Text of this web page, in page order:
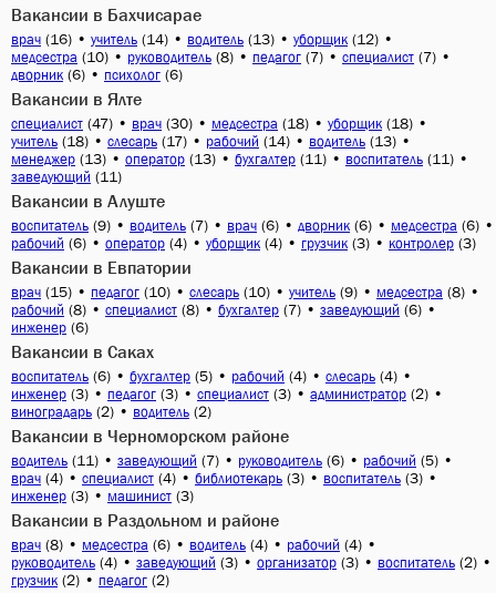
Вакансии в Бахчисарае
врач (16) • учитель (14) • водитель (13) • уборщик (12) •
медсестра (10) • руководитель (8) • педагог (7) • специалист (7) •
дворник (6) • психолог (6)
Вакансии в Ялте
специалист (47) • врач (30) • медсестра (18) • уборщик (18) •
учитель (18) • слесарь (17) • рабочий (14) • водитель (13) •
менеджер (13) • оператор (13) • бухгалтер (11) • воспитатель (11) •
заведующий (11)
Вакансии в Алуште
воспитатель (9) • водитель (7) • врач (6) • дворник (6) • медсестра (6) •
рабочий (6) • оператор (4) • уборщик (4) • грузчик (3) • контролер (3)
Вакансии в Евпатории
врач (15) • педагог (10) • слесарь (10) • учитель (9) • медсестра (8) •
рабочий (8) • специалист (8) • бухгалтер (7) • заведующий (6) •
инженер (6)
Вакансии в Саках
воспитатель (6) • бухгалтер (5) • рабочий (4) • слесарь (4) •
инженер (3) • педагог (3) • специалист (3) • администратор (2) •
виноградарь (2) • водитель (2)
Вакансии в Черноморском районе
водитель (11) • заведующий (7) • руководитель (6) • рабочий (5) •
врач (4) • специалист (4) • библиотекарь (3) • воспитатель (3) •
инженер (3) • машинист (3)
Вакансии в Раздольном и районе
врач (8) • медсестра (6) • водитель (4) • рабочий (4) •
руководитель (4) • заведующий (3) • организатор (3) • воспитатель (2) •
грузчик (2) • педагог (2)